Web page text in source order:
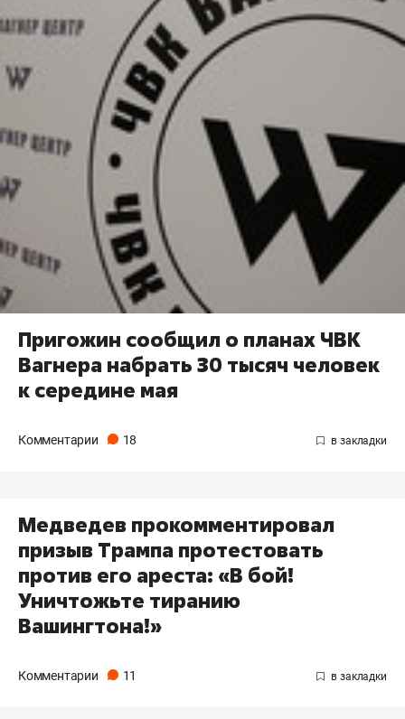
Пригожин сообщил о планах ЧВК
Вагнера набрать 30 тысяч человек
к середине мая
Комментарии 18
Медведев прокомментировал
призыв Трампа протестовать
против его ареста: «В бой!
Уничтожьте тиранию
Вашингтона!»
Комментарии 11